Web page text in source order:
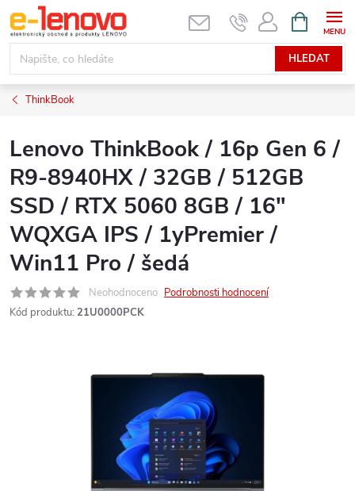
Přejít
na
obsah
HLEDAT
NÁKUPNÍ
KOŠÍK
ThinkBook
Lenovo ThinkBook / 16p Gen 6 /
R9-8940HX / 32GB / 512GB
SSD / RTX 5060 8GB / 16"
WQXGA IPS / 1yPremier /
Win11 Pro / šedá
Neohodnoceno Podrobnosti hodnocení
Kód produktu: 21U0000PCK